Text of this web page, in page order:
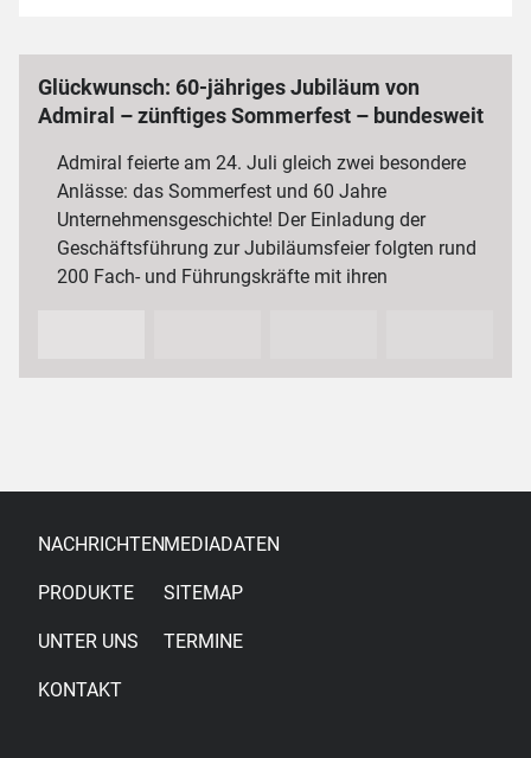
Glückwunsch: 60-jähriges Jubiläum von
Admiral – zünftiges Sommerfest – bundesweit
Admiral feierte am 24. Juli gleich zwei besondere
Anlässe: das Sommerfest und 60 Jahre
Unternehmensgeschichte! Der Einladung der
Geschäftsführung zur Jubiläumsfeier folgten rund
200 Fach- und Führungskräfte mit ihren
NACHRICHTEN
PRODUKTE
UNTER UNS
KONTAKT
MEDIADATEN
SITEMAP
TERMINE